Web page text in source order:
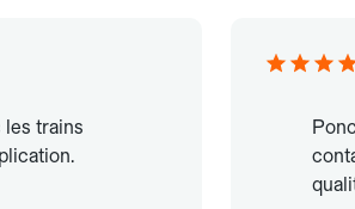
les trains